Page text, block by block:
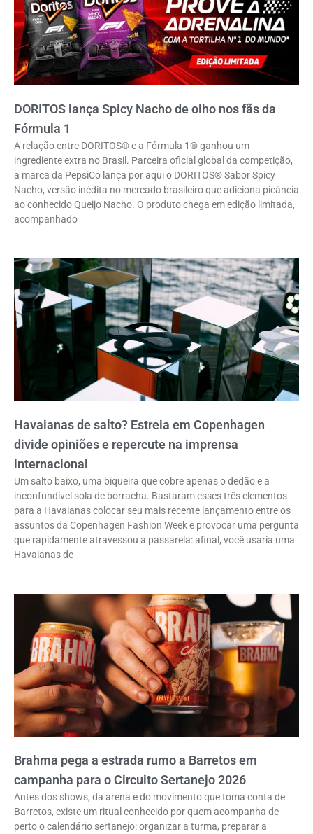
DORITOS lança Spicy Nacho de olho nos fãs da
Fórmula 1
A relação entre DORITOS® e a Fórmula 1® ganhou um
ingrediente extra no Brasil. Parceira oficial global da competição,
a marca da PepsiCo lança por aqui o DORITOS® Sabor Spicy
Nacho, versão inédita no mercado brasileiro que adiciona picância
ao conhecido Queijo Nacho. O produto chega em edição limitada,
acompanhado
Havaianas de salto? Estreia em Copenhagen
divide opiniões e repercute na imprensa
internacional
Um salto baixo, uma biqueira que cobre apenas o dedão e a
inconfundível sola de borracha. Bastaram esses três elementos
para a Havaianas colocar seu mais recente lançamento entre os
assuntos da Copenhagen Fashion Week e provocar uma pergunta
que rapidamente atravessou a passarela: afinal, você usaria uma
Havaianas de
Brahma pega a estrada rumo a Barretos em
campanha para o Circuito Sertanejo 2026
Antes dos shows, da arena e do movimento que toma conta de
Barretos, existe um ritual conhecido por quem acompanha de
perto o calendário sertanejo: organizar a turma, preparar a